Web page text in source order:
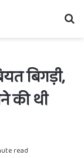
बिगड़ी,
की थी
read